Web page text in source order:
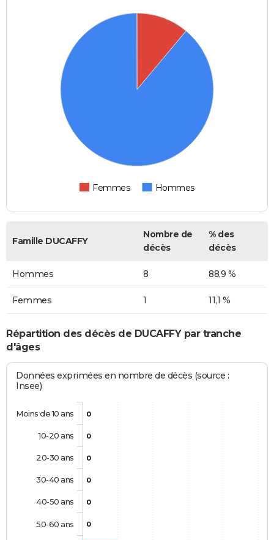
Femmes Hommes
Famille DUCAFFY
Nombre de
décès
% des
décès
Hommes 8 88,9 %
Femmes 1 11,1 %
Répartition des décès de DUCAFFY par tranche
d'âges
Données exprimées en nombre de décès (source :
Insee)
0
0
0
0
0
0
Moins de 10 ans
10-20 ans
20-30 ans
30-40 ans
40-50 ans
50-60 ans